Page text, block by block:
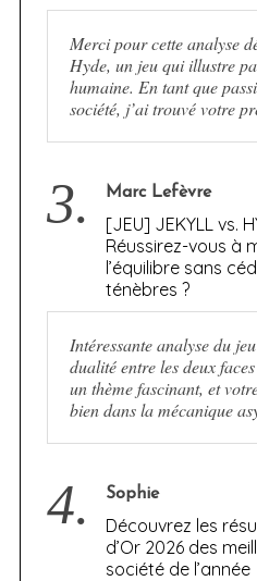
Merci pour cette analyse
Hyde, un jeu qui illustre
humaine. En tant que
société, j’ai trouvé votre
3. Marc Lefèvre
[JEU] JEKYLL vs.
Réussirez-vous à
l’équilibre sans
ténèbres ?
Intéressante analyse du
dualité entre les deux
un thème fascinant, et
bien dans la mécanique
4. Sophie
Découvrez les
d’Or 2026 des
société de l’année